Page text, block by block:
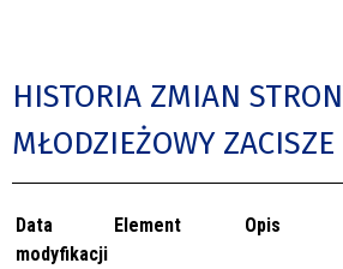
HISTORIA ZMIAN
MŁODZIEŻOWY ZACISZE
Data
modyfikacji
Element Opis